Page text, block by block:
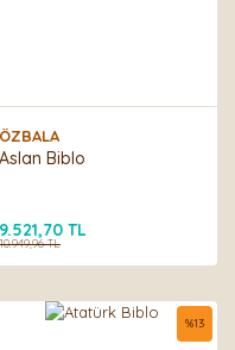
ÖZBALA
Aslan Biblo
9.521,70 TL
10.949,96 TL
%13